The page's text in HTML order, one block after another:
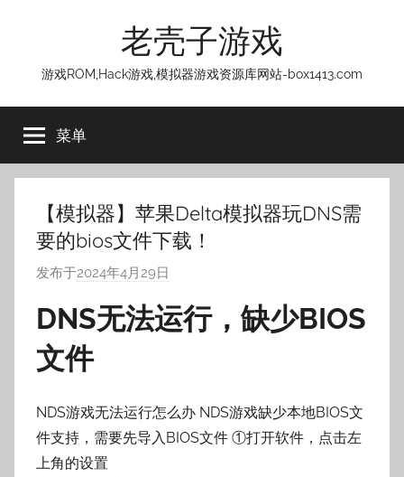
老壳子游戏
游戏ROM,Hack游戏,模拟器游戏资源库网站-box1413.com
菜单
【模拟器】苹果Delta模拟器玩DNS需
要的bios文件下载！
发布于2024年4月29日
:
DNS无法运行，缺少BIOS
文件
NDS游戏无法运行怎么办 NDS游戏缺少本地BIOS文
件支持，需要先导入BIOS文件 ①打开软件，点击左
上角的设置